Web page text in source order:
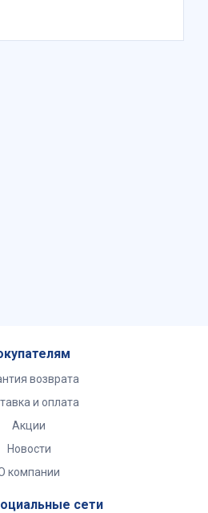
возврата
и оплата
Акции
Новости
компании
сети